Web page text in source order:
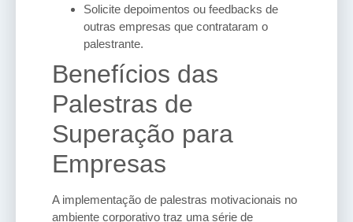
Solicite depoimentos ou feedbacks de
outras empresas que contrataram o
palestrante.
Benefícios das
Palestras de
Superação para
Empresas
A implementação de palestras motivacionais no
ambiente corporativo traz uma série de